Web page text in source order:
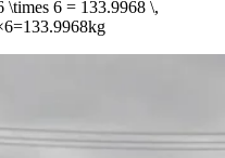
\times 6 = 133.9968 \,
6=133.9968kg